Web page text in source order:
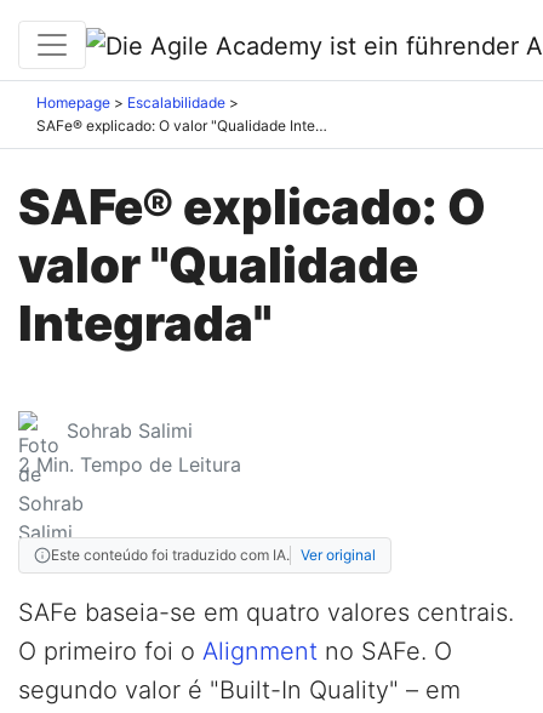
Homepage
Escalabilidade
SAFe® explicado: O valor "Qualidade Integrada"
SAFe® explicado: O
valor "Qualidade
Integrada"
Sohrab Salimi
2Min. Tempo de Leitura
Este conteúdo foi traduzido com IA. Ver original
SAFe baseia-se em quatro valores centrais.
O primeiro foi o Alignment no SAFe. O
segundo valor é "Built-In Quality" – em